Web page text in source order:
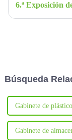
Búsqueda
Gabinete de plástico
Gabinete de